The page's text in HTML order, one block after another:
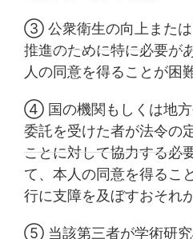
③ 公衆衛生の向上または
推進のために特に必要が
人の同意を得ることが困
④ 国の機関もしくは地方
委託を受けた者が法令の
ことに対して協力する必
て、本人の同意を得るこ
行に支障を及ぼすおそれ
⑤ 当該第三者が学術研究